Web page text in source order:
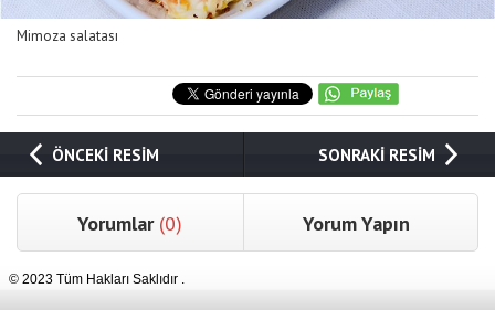
Mimoza salatası
ÖNCEKİ RESİM SONRAKİ RESİM
Yorumlar (0) Yorum Yapın
© 2023 Tüm Hakları Saklıdır .